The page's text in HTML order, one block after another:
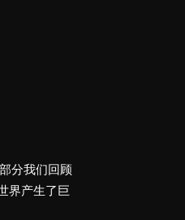
分我们回顾
界产生了巨